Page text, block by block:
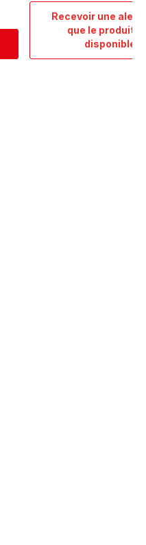
Recevoir une
que le produit
disponible